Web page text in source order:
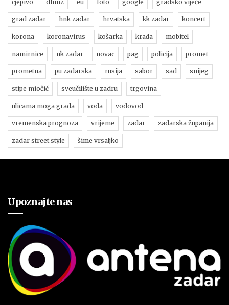
cjepivo dhmz eu foto google gradsko vijeće
grad zadar hnk zadar hrvatska kk zadar koncert
korona koronavirus košarka krađa mobitel
namirnice nk zadar novac pag policija promet
prometna pu zadarska rusija sabor sad snijeg
stipe miočić sveučilište u zadru trgovina
ulicama moga grada voda vodovod
vremenska prognoza vrijeme zadar zadarska županija
zadar street style šime vrsaljko
Upoznajte nas